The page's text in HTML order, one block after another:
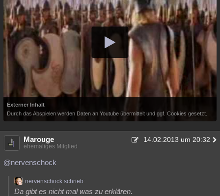
Externer Inhalt
Durch das Abspielen werden Daten an Youtube übermittelt und ggf. Cookies gesetzt.
Marouge 14.02.2013 um 20:32
ehemaliges Mitglied
@nervenschock
nervenschock schrieb:
Da gibt es nicht mal was zu erklären.